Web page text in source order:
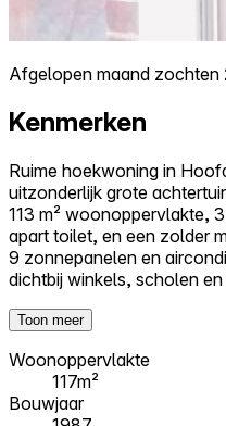
Afgelopen maand zochten
Kenmerken
Ruime hoekwoning in
uitzonderlijk grote
113 m² woonoppervlakte,
apart toilet, en een zolder
9 zonnepanelen en
dichtbij winkels, scholen
Toon meer
Woonoppervlakte
117m²
Bouwjaar